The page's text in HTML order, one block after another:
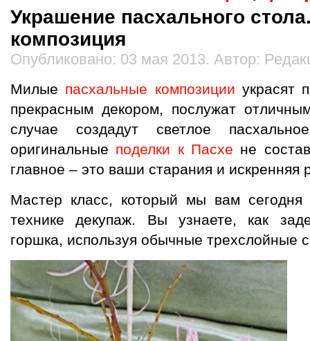
Украшение пасхального
композиция
Опубликовано: 03 мая 2013. Автор:
Милые пасхальные композиции украсят
прекрасным декором, послужат
случае создадут светлое
оригинальные поделки к Пасхе не
главное – это ваши старания и искренняя
Мастер класс, который мы вам сегодня
технике декупаж. Вы узнаете, как
горшка, используя обычные трехслойные